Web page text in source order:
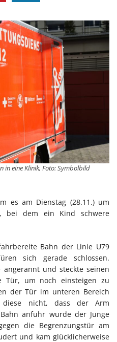
in eine Klinik, Foto: Symbolbild
es am Dienstag (28.11.) um
bei dem ein Kind schwere
Bahn der Linie U79
sich gerade schlossen.
und steckte seinen
Tür, um noch einsteigen zu
der Tür im unteren Bereich
diese nicht, dass der Arm
anfuhr wurde der Junge
die Begrenzungstür am
und kam glücklicherweise